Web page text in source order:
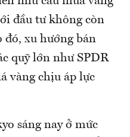
đầu tư không còn
xu hướng bán
quỹ lớn như SPDR
vàng chịu áp lực
sáng nay ở mức